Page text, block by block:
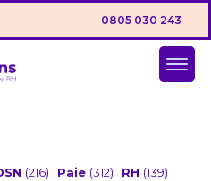
0805 030 243
(216) Paie (312) RH (139)